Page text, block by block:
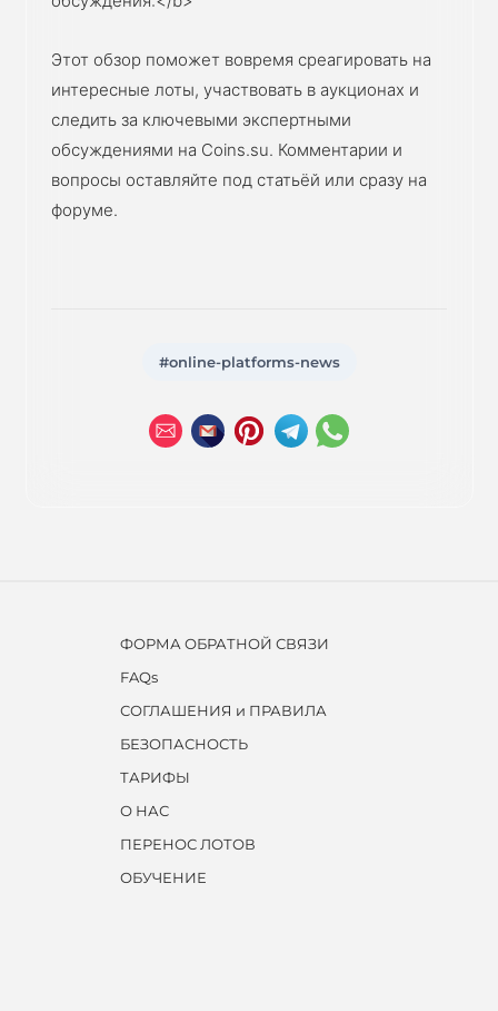
Этот обзор поможет вовремя среагировать на
интересные лоты, участвовать в аукционах и
следить за ключевыми экспертными
обсуждениями на Coins.su. Комментарии и
вопросы оставляйте под статьёй или сразу на
форуме.
#online-platforms-news
ФОРМА ОБРАТНОЙ СВЯЗИ
FAQs
СОГЛАШЕНИЯ и ПРАВИЛА
БЕЗОПАСНОСТЬ
ТАРИФЫ
О НАС
ПЕРЕНОС ЛОТОВ
ОБУЧЕНИЕ